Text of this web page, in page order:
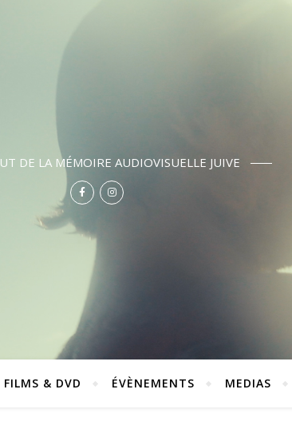
DE LA MÉMOIRE AUDIOVISUELLE JUIVE
FILMS & DVD ÉVÈNEMENTS MEDIAS